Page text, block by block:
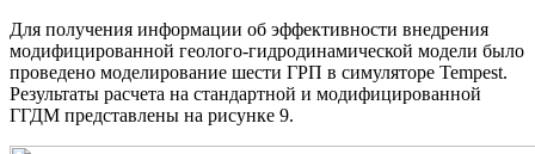
Для получения информации об эффективности внедрения
модифицированной геолого-гидродинамической модели было
проведено моделирование шести ГРП в симуляторе Tempest.
Результаты расчета на стандартной и модифицированной
ГГДМ представлены на рисунке 9.